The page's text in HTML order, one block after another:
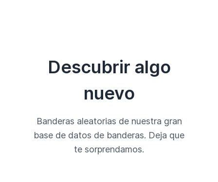
Descubrir algo
nuevo
Banderas aleatorias de nuestra gran
base de datos de banderas. Deja que
te sorprendamos.